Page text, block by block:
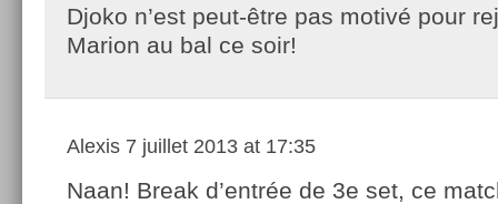
Djoko n’est peut-être pas motivé pour
Marion au bal ce soir!
Alexis 7 juillet 2013 at 17:35
Naan! Break d’entrée de 3e set, ce